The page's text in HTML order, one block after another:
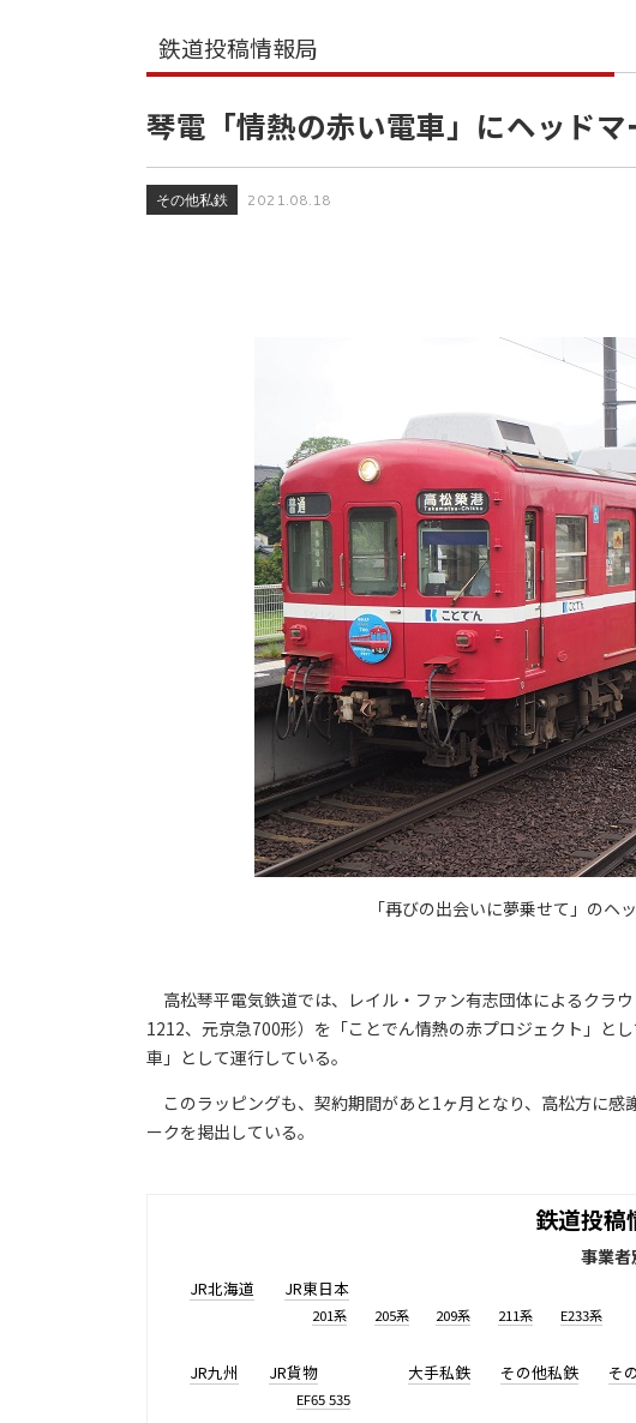
鉄道投稿情報局
琴電「情熱の赤い電車」にヘッドマ
その他私鉄 2021.08.18
「再びの出会いに夢乗せて」のヘ
高松琴平電気鉄道では、レイル・ファン有志団体によるクラ
1212、元京急700形）を「ことでん情熱の赤プロジェクト」と
車」として運行している。
このラッピングも、契約期間があと1ヶ月となり、高松方に
ークを掲出している。
鉄道投稿
事業者
JR北海道 JR東日本
201系 205系 209系 211系 E233系
JR九州 JR貨物
EF65 535
大手私鉄 その他私鉄 そ